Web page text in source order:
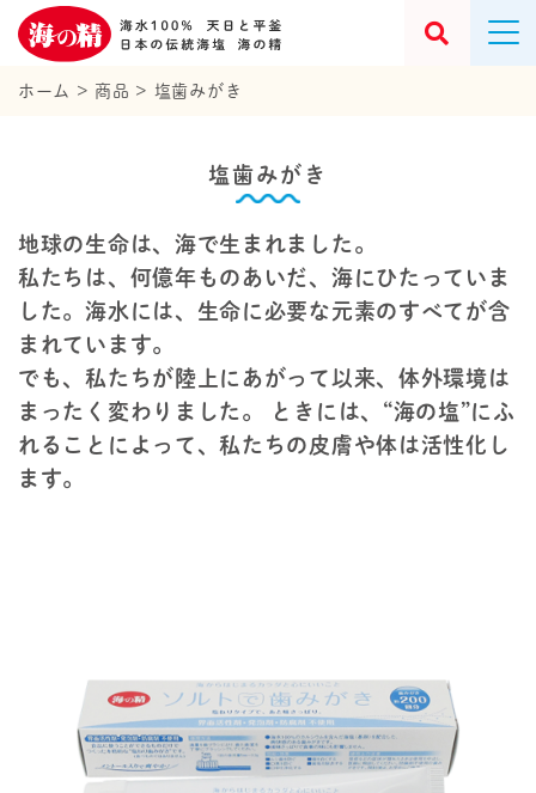
ホーム > 商品 > 塩歯みがき
塩歯みがき
地球の生命は、海で生まれました。
私たちは、何億年ものあいだ、海にひたっていま
した。海水には、生命に必要な元素のすべてが含
まれています。
でも、私たちが陸上にあがって以来、体外環境は
まったく変わりました。
ときには、“海の塩”にふ
れることによって、私たちの皮膚や体は活性化し
ます。